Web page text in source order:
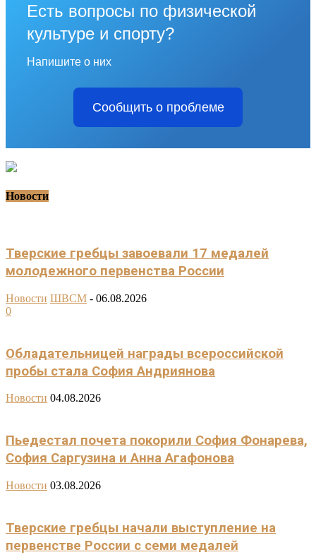
Есть вопросы по физической
культуре и спорту?
Напишите о них
Сообщить о проблеме
Новости
Тверские гребцы завоевали 17 медалей
молодежного первенства России
Новости ШВСМ - 06.08.2026
0
Обладательницей награды всероссийской
пробы стала София Андриянова
Новости 04.08.2026
Пьедестал почета покорили София Фонарева,
София Саргузина и Анна Агафонова
Новости 03.08.2026
Тверские гребцы начали выступление на
первенстве России с семи медалей